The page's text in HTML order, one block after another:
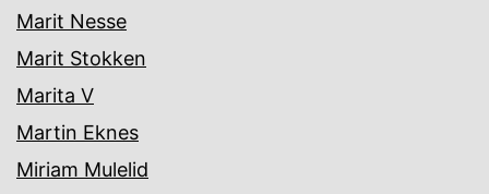
Marit Nesse
Marit Stokken
Marita V
Martin Eknes
Miriam Mulelid